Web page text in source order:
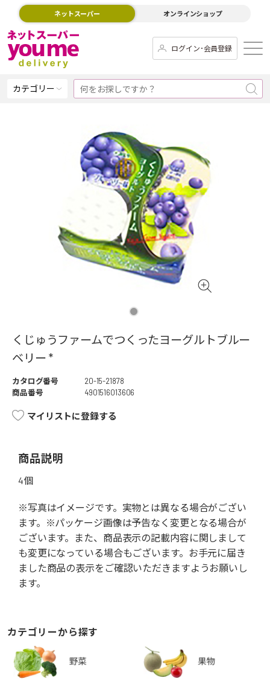
ネットスーパー オンラインショップ
ログイン･会員登録
カテゴリー
くじゅうファームでつくったヨーグルトブルー
ベリー *
カタログ番号
20-15-21878
商品番号
4901516013606
マイリストに登録する
商品説明
4個
※写真はイメージです。実物とは異なる場合がござい
ます。※パッケージ画像は予告なく変更となる場合が
ございます。また、商品表示の記載内容に関しまして
も変更になっている場合もございます。お手元に届き
ました商品の表示をご確認いただきますようお願いし
ます。
カテゴリーから探す